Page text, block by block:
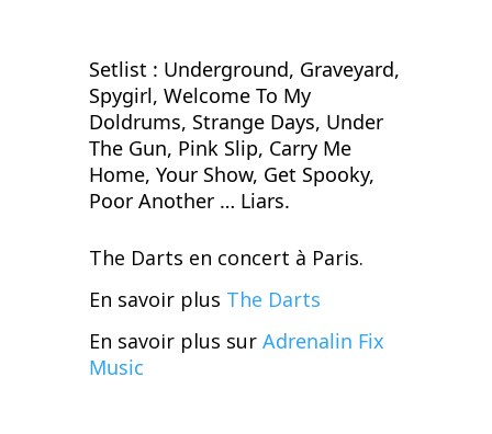
Setlist : Underground, Graveyard,
Spygirl, Welcome To My
Doldrums, Strange Days, Under
The Gun, Pink Slip, Carry Me
Home, Your Show, Get Spooky,
Poor Another … Liars.
The Darts en concert à Paris.
En savoir plus The Darts
En savoir plus sur Adrenalin Fix
Music